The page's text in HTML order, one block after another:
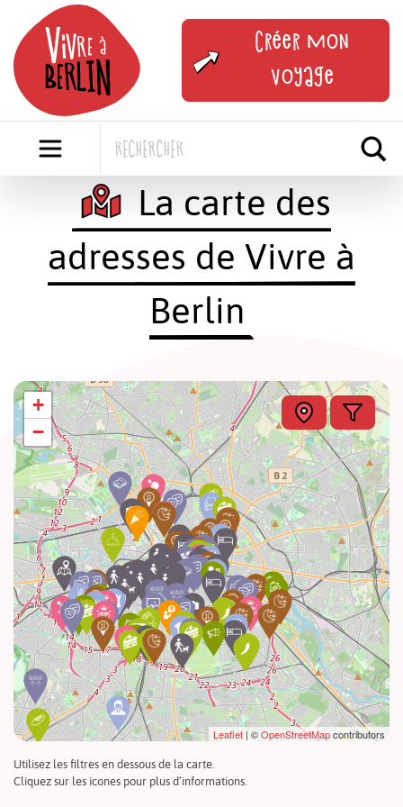
content
Créer mon
voyage
La carte des
adresses de Vivre à
Berlin
+
−
Leaflet | ©OpenStreetMapcontributors
Utilisez les filtres en dessous de la carte.
Cliquez sur les icones pour plus d’informations.